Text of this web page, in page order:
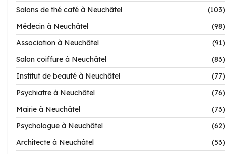
Salons de thé café à Neuchâtel
(103)
Médecin à Neuchâtel
(98)
Association à Neuchâtel
(91)
Salon coiffure à Neuchâtel
(83)
Institut de beauté à Neuchâtel
(77)
Psychiatre à Neuchâtel
(76)
Mairie à Neuchâtel
(73)
Psychologue à Neuchâtel
(62)
Architecte à Neuchâtel
(53)